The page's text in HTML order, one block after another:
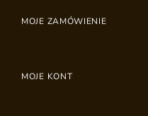
MOJE ZAMÓWIENIE
MOJE KONT